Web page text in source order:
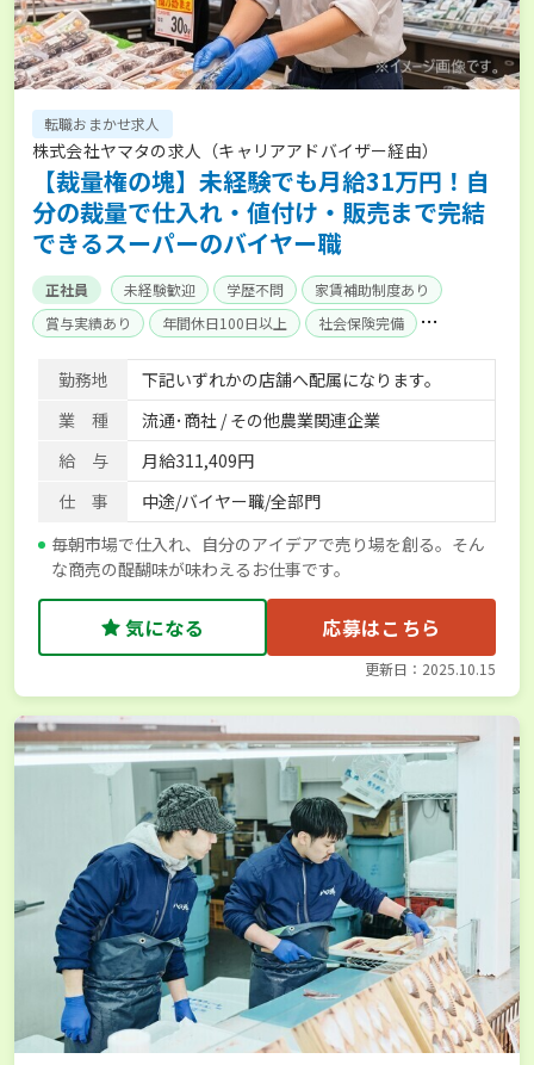
転職おまかせ求人
株式会社ヤマタの求人（キャリアアドバイザー経由）
【裁量権の塊】未経験でも月給31万円！自
分の裁量で仕入れ・値付け・販売まで完結
できるスーパーのバイヤー職
正社員 未経験歓迎 学歴不問
家賃補助制度あり
賞与実績あり
年間休日100日以上
社会保険完備
勤務地
下記いずれかの店舗へ配属になります。
業 種
流通･商社 / その他農業関連企業
給 与
月給311,409円
仕 事
中途/バイヤー職/全部門
毎朝市場で仕入れ、自分のアイデアで売り場を創る。そん
な商売の醍醐味が味わえるお仕事です。
気になる 応募はこちら
更新日：2025.10.15